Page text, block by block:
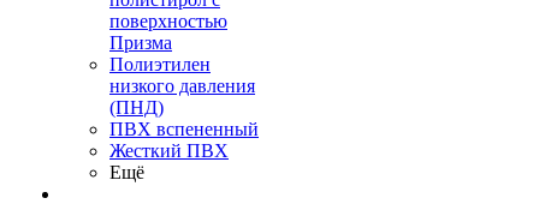
поверхностью
Призма
Полиэтилен
низкого давления
(ПНД)
ПВХ вспененный
Жесткий ПВХ
Ещё